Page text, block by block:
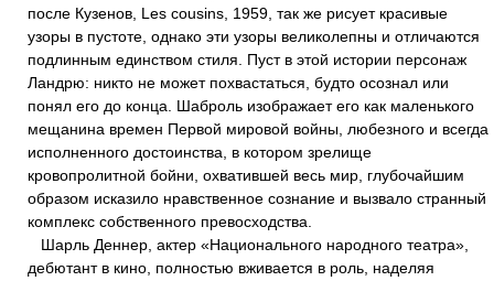
после Кузенов, Les cousins, 1959, так же рисует красивые
узоры в пустоте, однако эти узоры великолепны и отличаются
подлинным единством стиля. Пуст в этой истории персонаж
Ландрю: никто не может похвастаться, будто осознал или
понял его до конца. Шаброль изображает его как маленького
мещанина времен Первой мировой войны, любезного и всегда
исполненного достоинства, в котором зрелище
кровопролитной бойни, охватившей весь мир, глубочайшим
образом исказило нравственное сознание и вызвало странный
комплекс собственного превосходства.
Шарль Деннер, актер «Национального народного театра»,
дебютант в кино, полностью вживается в роль, наделяя